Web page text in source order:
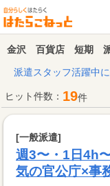
金沢 百貨店 短期 派
派遣スタッフ活躍中
ヒット件数： 19件
[一般派遣]
週3〜・1日4h
気の官公庁×事